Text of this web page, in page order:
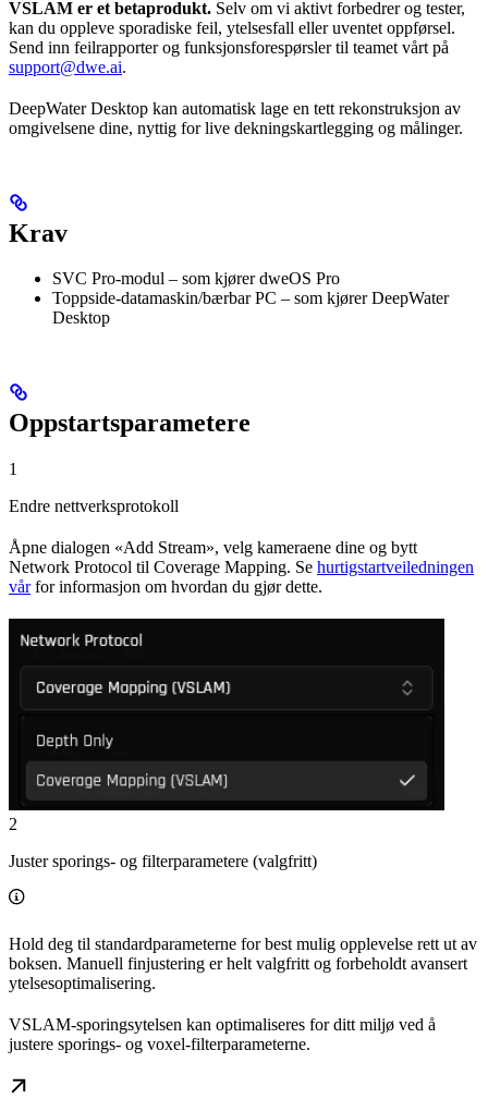
VSLAM er et betaprodukt. Selv om vi aktivt forbedrer og tester,
kan du oppleve sporadiske feil, ytelsesfall eller uventet oppførsel.
Send inn feilrapporter og funksjonsforespørsler til teamet vårt på
support@dwe.ai.
DeepWater Desktop kan automatisk lage en tett rekonstruksjon av
omgivelsene dine, nyttig for live dekningskartlegging og målinger.
Krav
SVC Pro-modul – som kjører dweOS Pro
Toppside-datamaskin/bærbar PC – som kjører DeepWater
Desktop
Oppstartsparametere
1
Endre nettverksprotokoll
Åpne dialogen «Add Stream», velg kameraene dine og bytt
Network Protocol til Coverage Mapping. Se hurtigstartveiledningen
vårfor informasjon om hvordan du gjør dette.
2
Juster sporings- og filterparametere (valgfritt)
Hold deg til standardparameterne for best mulig opplevelse rett ut av
boksen. Manuell finjustering er helt valgfritt og forbeholdt avansert
ytelsesoptimalisering.
VSLAM-sporingsytelsen kan optimaliseres for ditt miljø ved å
justere sporings- og voxel-filterparameterne.